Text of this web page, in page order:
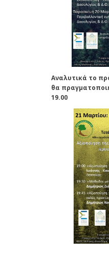
Αναλυτικά το
θα
19.00